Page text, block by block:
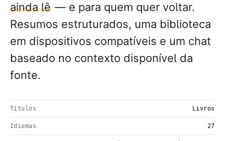
ainda lê— e para quem quer voltar.
Resumos estruturados, uma biblioteca
em dispositivos compatíveis e um chat
baseado no contexto disponível da
fonte.
Títulos Livros
Idiomas 27